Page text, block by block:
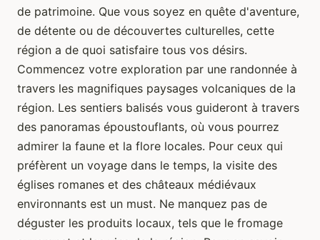
de patrimoine. Que vous soyez en quête d'aventure,
de détente ou de découvertes culturelles, cette
région a de quoi satisfaire tous vos désirs.
Commencez votre exploration par une randonnée à
travers les magnifiques paysages volcaniques de la
région. Les sentiers balisés vous guideront à travers
des panoramas époustouflants, où vous pourrez
admirer la faune et la flore locales. Pour ceux qui
préfèrent un voyage dans le temps, la visite des
églises romanes et des châteaux médiévaux
environnants est un must. Ne manquez pas de
déguster les produits locaux, tels que le fromage